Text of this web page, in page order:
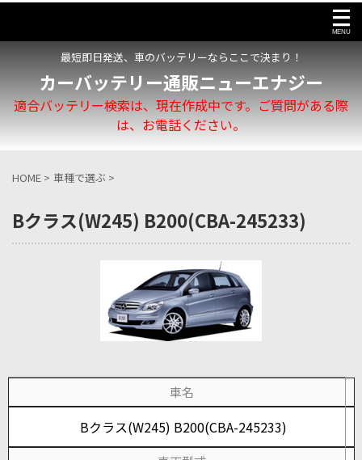
最短即日発送、車のバッテリーならここで決まり！
カーバッテリー通販ニューエナジー
適合バッテリー検索は、現在作成中です。ご質問がある際
は、お電話ください。
HOME > 車種で選ぶ >
Bクラス(W245) B200(CBA-245233)
車名
Bクラス(W245) B200(CBA-245233)